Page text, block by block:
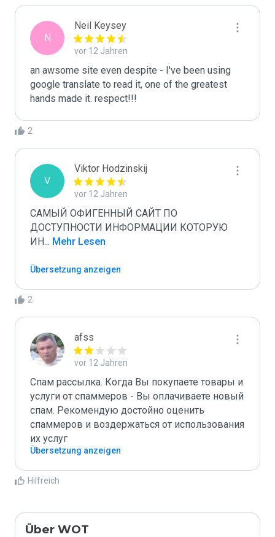
N
Neil Keysey
vor 12 Jahren
an awsome site even despite - I've been using
google translate to read it, one of the greatest
hands made it. respect!!!
2
V
Viktor Hodzinskij
vor 12 Jahren
САМЫЙ ОФИГЕННЫЙ САЙТ ПО
ДОСТУПНОСТИ ИНФОРМАЦИИ КОТОРУЮ
ИН... Mehr Lesen
Übersetzung anzeigen
2
afss
vor 12 Jahren
Спам рассылка. Когда Вы покупаете товары и
услуги от спаммеров - Вы оплачиваете новый
спам. Рекомендую достойно оценить
спаммеров и воздержаться от использования
их услуг
Übersetzung anzeigen
Hilfreich
Über WOT